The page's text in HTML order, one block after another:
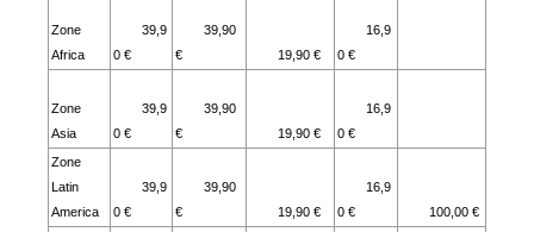
Zone
Africa
39,9
0 €
39,90
€
19,90 €
16,9
0 €
Zone
Asia
39,9
0 €
39,90
€
19,90 €
16,9
0 €
Zone
Latin
America
39,9
0 €
39,90
€
19,90 €
16,9
0 €
100,00 €